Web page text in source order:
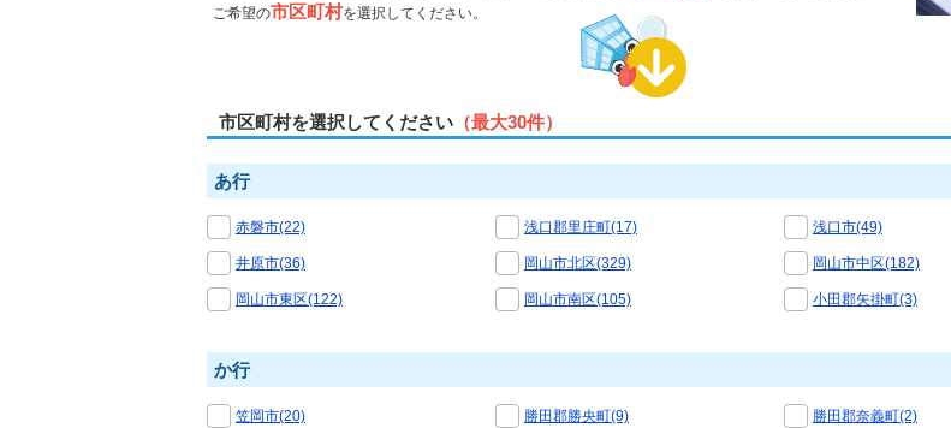
ご希望の市区町村を選択してください。
市区町村を選択してください （最大30件）
あ行
赤磐市(22) 浅口郡里庄町(17) 浅口市(49)
井原市(36) 岡山市北区(329) 岡山市中区(182)
岡山市東区(122) 岡山市南区(105) 小田郡矢掛町(3)
か行
笠岡市(20) 勝田郡勝央町(9) 勝田郡奈義町(2)